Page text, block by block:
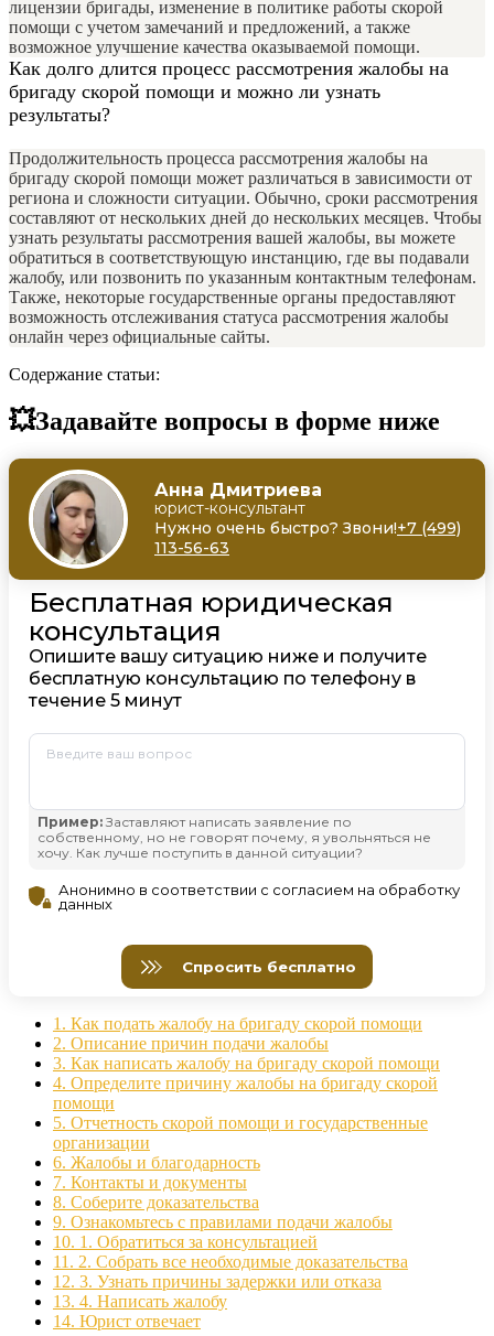
лицензии бригады, изменение в политике работы скорой
помощи с учетом замечаний и предложений, а также
возможное улучшение качества оказываемой помощи.
Как долго длится процесс рассмотрения жалобы на
бригаду скорой помощи и можно ли узнать
результаты?
Продолжительность процесса рассмотрения жалобы на
бригаду скорой помощи может различаться в зависимости от
региона и сложности ситуации. Обычно, сроки рассмотрения
составляют от нескольких дней до нескольких месяцев. Чтобы
узнать результаты рассмотрения вашей жалобы, вы можете
обратиться в соответствующую инстанцию, где вы подавали
жалобу, или позвонить по указанным контактным телефонам.
Также, некоторые государственные органы предоставляют
возможность отслеживания статуса рассмотрения жалобы
онлайн через официальные сайты.
Содержание статьи:
💥Задавайте вопросы в форме ниже
1. Как подать жалобу на бригаду скорой помощи
2. Описание причин подачи жалобы
3. Как написать жалобу на бригаду скорой помощи
4. Определите причину жалобы на бригаду скорой
помощи
5. Отчетность скорой помощи и государственные
организации
6. Жалобы и благодарность
7. Контакты и документы
8. Соберите доказательства
9. Ознакомьтесь с правилами подачи жалобы
10. 1. Обратиться за консультацией
11. 2. Собрать все необходимые доказательства
12. 3. Узнать причины задержки или отказа
13. 4. Написать жалобу
14. Юрист отвечает